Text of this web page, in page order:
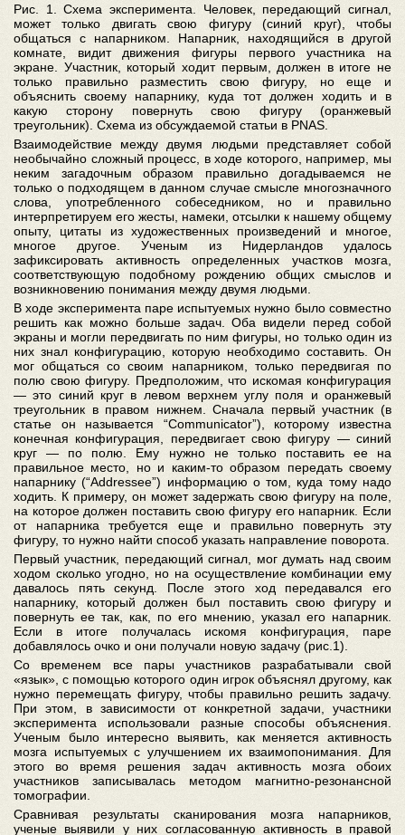
Рис. 1. Схема эксперимента. Человек, передающий сигнал,
может только двигать свою фигуру (синий круг), чтобы
общаться с напарником. Напарник, находящийся в другой
комнате, видит движения фигуры первого участника на
экране. Участник, который ходит первым, должен в итоге не
только правильно разместить свою фигуру, но еще и
объяснить своему напарнику, куда тот должен ходить и в
какую сторону повернуть свою фигуру (оранжевый
треугольник). Схема из обсуждаемой статьи в PNAS.
Взаимодействие между двумя людьми представляет собой
необычайно сложный процесс, в ходе которого, например, мы
неким загадочным образом правильно догадываемся не
только о подходящем в данном случае смысле многозначного
слова, употребленного собеседником, но и правильно
интерпретируем его жесты, намеки, отсылки к нашему общему
опыту, цитаты из художественных произведений и многое,
многое другое. Ученым из Нидерландов удалось
зафиксировать активность определенных участков мозга,
соответствующую подобному рождению общих смыслов и
возникновению понимания между двумя людьми.
В ходе эксперимента паре испытуемых нужно было совместно
решить как можно больше задач. Оба видели перед собой
экраны и могли передвигать по ним фигуры, но только один из
них знал конфигурацию, которую необходимо составить. Он
мог общаться со своим напарником, только передвигая по
полю свою фигуру. Предположим, что искомая конфигурация
— это синий круг в левом верхнем углу поля и оранжевый
треугольник в правом нижнем. Сначала первый участник (в
статье он называется “Communicator”), которому известна
конечная конфигурация, передвигает свою фигуру — синий
круг — по полю. Ему нужно не только поставить ее на
правильное место, но и каким-то образом передать своему
напарнику (“Addressee”) информацию о том, куда тому надо
ходить. К примеру, он может задержать свою фигуру на поле,
на которое должен поставить свою фигуру его напарник. Если
от напарника требуется еще и правильно повернуть эту
фигуру, то нужно найти способ указать направление поворота.
Первый участник, передающий сигнал, мог думать над своим
ходом сколько угодно, но на осуществление комбинации ему
давалось пять секунд. После этого ход передавался его
напарнику, который должен был поставить свою фигуру и
повернуть ее так, как, по его мнению, указал его напарник.
Если в итоге получалась искомя конфигурация, паре
добавлялось очко и они получали новую задачу (рис.1).
Со временем все пары участников разрабатывали свой
«язык», с помощью которого один игрок объяснял другому, как
нужно перемещать фигуру, чтобы правильно решить задачу.
При этом, в зависимости от конкретной задачи, участники
эксперимента использовали разные способы объяснения.
Ученым было интересно выявить, как меняется активность
мозга испытуемых с улучшением их взаимопонимания. Для
этого во время решения задач активность мозга обоих
участников записывалась методом магнитно-резонансной
томографии.
Сравнивая результаты сканирования мозга напарников,
ученые выявили у них согласованную активность в правой